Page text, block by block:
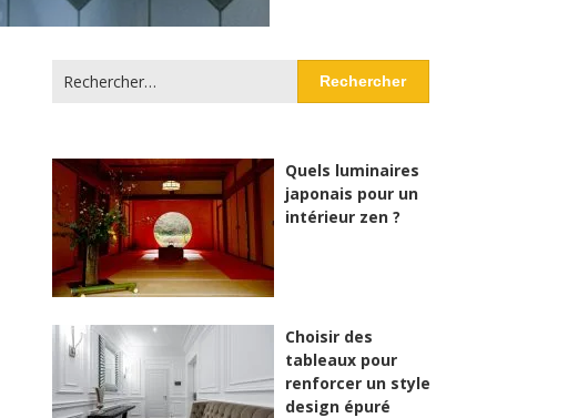
Rechercher :
Quels luminaires
japonais pour un
intérieur zen ?
Choisir des
tableaux pour
renforcer un style
design épuré